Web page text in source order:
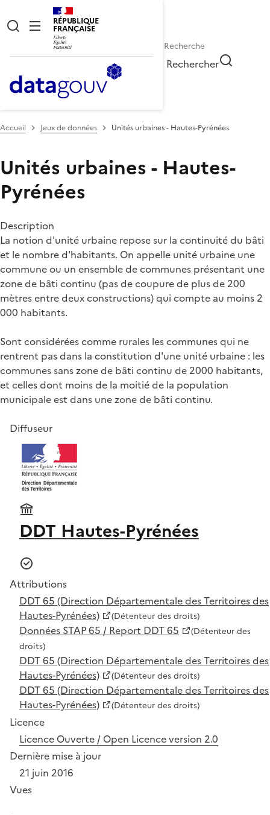
RÉPUBLIQUE
FRANÇAISE
Rechercher
Accueil Jeux de données Unités urbaines - Hautes-Pyrénées
Unités urbaines - Hautes-
Pyrénées
Description
La notion d'unité urbaine repose sur la continuité du bâti
et le nombre d'habitants. On appelle unité urbaine une
commune ou un ensemble de communes présentant une
zone de bâti continu (pas de coupure de plus de 200
mètres entre deux constructions) qui compte au moins 2
000 habitants.
Sont considérées comme rurales les communes qui ne
rentrent pas dans la constitution d'une unité urbaine : les
communes sans zone de bâti continu de 2000 habitants,
et celles dont moins de la moitié de la population
municipale est dans une zone de bâti continu.
Diffuseur
DDT Hautes-Pyrénées
Attributions
DDT 65 (Direction Départementale des Territoires des
Hautes-Pyrénées)
(Détenteur des droits)
Données STAP 65 / Report DDT 65
(Détenteur des
droits)
DDT 65 (Direction Départementale des Territoires des
Hautes-Pyrénées)
(Détenteur des droits)
DDT 65 (Direction Départementale des Territoires des
Hautes-Pyrénées)
(Détenteur des droits)
Licence
Licence Ouverte / Open Licence version 2.0
Dernière mise à jour
21 juin 2016
Vues